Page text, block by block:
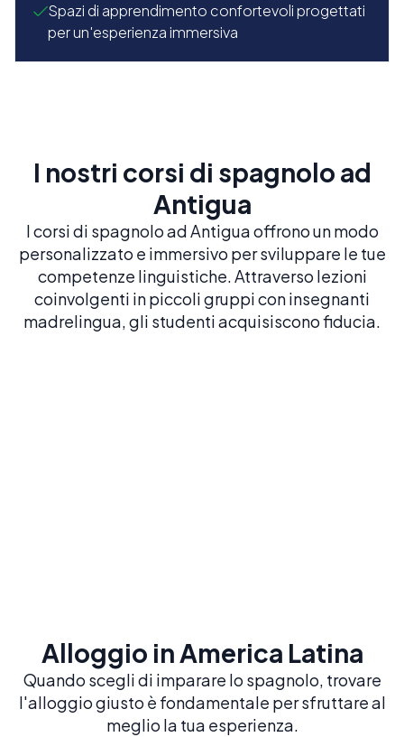
Spazi di apprendimento confortevoli progettati
per un'esperienza immersiva
I nostri corsi di spagnolo ad
Antigua
I corsi di spagnolo ad Antigua offrono un modo
personalizzato e immersivo per sviluppare le tue
competenze linguistiche. Attraverso lezioni
coinvolgenti in piccoli gruppi con insegnanti
madrelingua, gli studenti acquisiscono fiducia.
Alloggio in America Latina
Quando scegli di imparare lo spagnolo, trovare
l'alloggio giusto è fondamentale per sfruttare al
meglio la tua esperienza.